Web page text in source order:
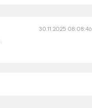
30.11.2025 08:08:46